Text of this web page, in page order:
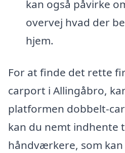
kan også påvirke
overvej hvad der
hjem.
For at finde det rette
carport i Allingåbro,
platformen dobbelt-
kan du nemt indhente
håndværkere, som